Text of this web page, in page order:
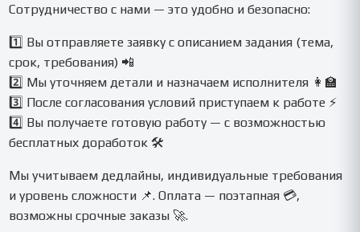
Сотрудничество с нами — это удобно и безопасно:
1️⃣ Вы отправляете заявку с описанием задания (тема,
срок, требования) 📲
2️⃣ Мы уточняем детали и назначаем исполнителя 👩‍🏫
3️⃣ После согласования условий приступаем к работе ⚡
4️⃣ Вы получаете готовую работу — с возможностью
бесплатных доработок 🛠
Мы учитываем дедлайны, индивидуальные требования
и уровень сложности 📌. Оплата — поэтапная 💳,
возможны срочные заказы 🚀.